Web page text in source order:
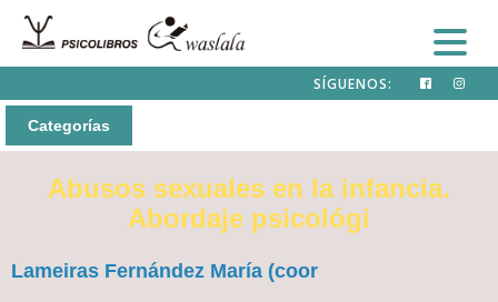
SÍGUENOS:
Categorías
Abusos sexuales en la infancia.
Abordaje psicológi
Lameiras Fernández María (coor